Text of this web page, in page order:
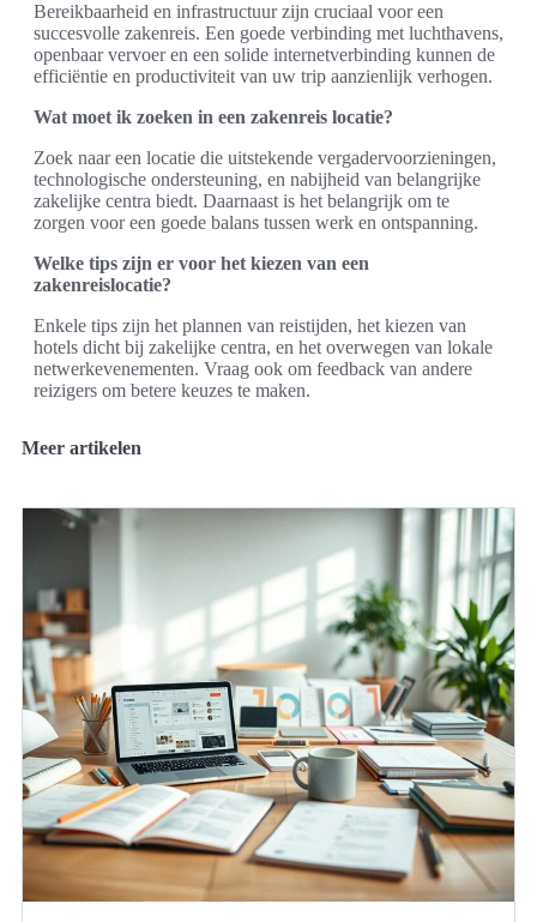
Bereikbaarheid en infrastructuur zijn cruciaal voor een
succesvolle zakenreis. Een goede verbinding met luchthavens,
openbaar vervoer en een solide internetverbinding kunnen de
efficiëntie en productiviteit van uw trip aanzienlijk verhogen.
Wat moet ik zoeken in een zakenreis locatie?
Zoek naar een locatie die uitstekende vergadervoorzieningen,
technologische ondersteuning, en nabijheid van belangrijke
zakelijke centra biedt. Daarnaast is het belangrijk om te
zorgen voor een goede balans tussen werk en ontspanning.
Welke tips zijn er voor het kiezen van een
zakenreislocatie?
Enkele tips zijn het plannen van reistijden, het kiezen van
hotels dicht bij zakelijke centra, en het overwegen van lokale
netwerkevenementen. Vraag ook om feedback van andere
reizigers om betere keuzes te maken.
Meer artikelen